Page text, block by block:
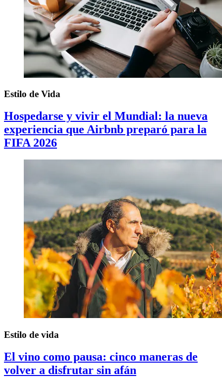
Estilo de Vida
Hospedarse y vivir el Mundial: la nueva
experiencia que Airbnb preparó para la
FIFA 2026
Estilo de vida
El vino como pausa: cinco maneras de
volver a disfrutar sin afán